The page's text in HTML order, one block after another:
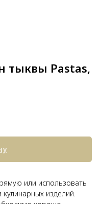
тыквы Pastas,
или использовать
изделий.